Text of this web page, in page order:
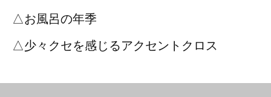
△お風呂の年季
△少々クセを感じるアクセントクロス